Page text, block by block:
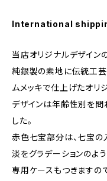
International
当店オリジナルデザイン
純銀製の素地に伝統工
ムメッキで仕上げたオリ
デザインは年齢性別を問
した。
赤色七宝部分は、七宝の
淡をグラデーションのよ
専用ケースもつきますの